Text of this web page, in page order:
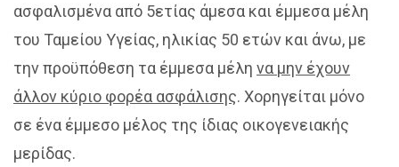
ασφαλισμένα από 5ετίας άμεσα και έμμεσα μέλη
του Ταμείου Υγείας, ηλικίας 50 ετών και άνω, με
την προϋπόθεση τα έμμεσα μέλη να μην έχουν
άλλον κύριο φορέα ασφάλισης. Χορηγείται μόνο
σε ένα έμμεσο μέλος της ίδιας οικογενειακής
μερίδας.